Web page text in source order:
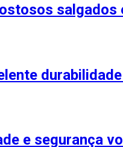
e segurança